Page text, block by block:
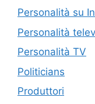
Personalità su
Personalità
Personalità TV
Politicians
Produttori